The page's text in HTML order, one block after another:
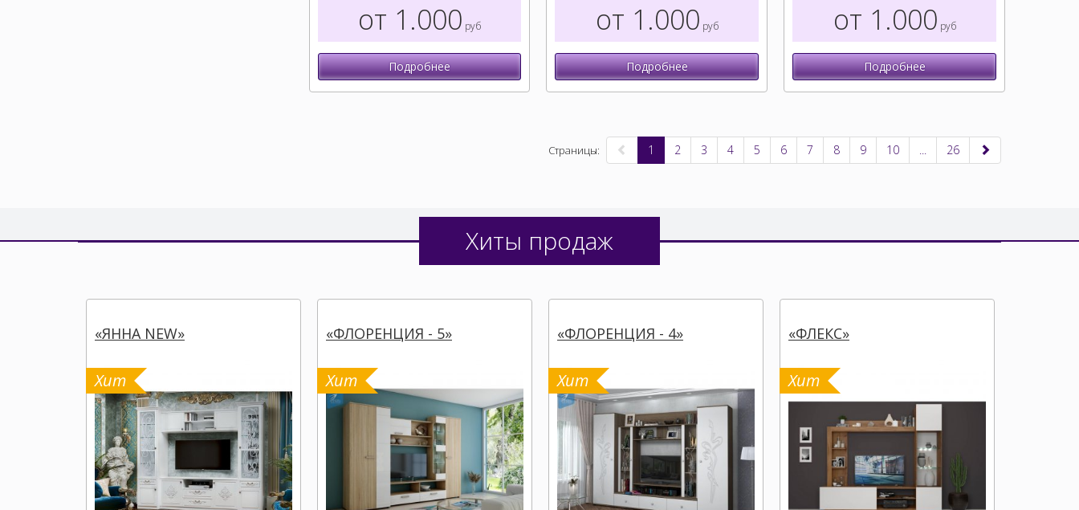
от 1.000 руб
Подробнее
от 1.000 руб
Подробнее
от 1.000 руб
Подробнее
1 2 3 4 5 6 7 8 9 10 ... 26
Страницы:
Хиты продаж
«ЯННА NEW»
Хит
«ФЛОРЕНЦИЯ - 5»
Хит
«ФЛОРЕНЦИЯ - 4»
Хит
«ФЛЕКС»
Хит